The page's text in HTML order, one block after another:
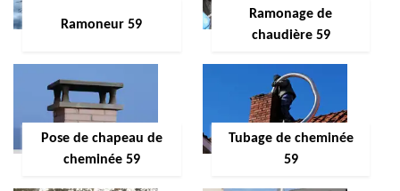
Ramoneur 59
Ramonage de
chaudière 59
Pose de chapeau de
cheminée 59
Tubage de cheminée
59